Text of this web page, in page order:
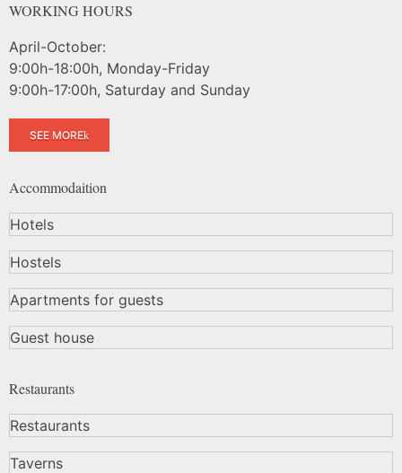
WORKING HOURS
April-October:
9:00h-18:00h, Monday-Friday
9:00h-17:00h, Saturday and Sunday
SEE MORE
Accommodaition
Hotels
Hostels
Apartments for guests
Guest house
Restaurants
Restaurants
Taverns